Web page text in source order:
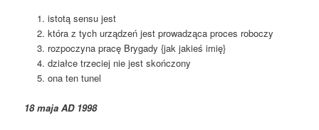
istotą sensu jest
która z tych urządzeń jest prowadząca proces roboczy
rozpoczyna pracę Brygady {jak jakieś imię}
działce trzeciej nie jest skończony
ona ten tunel
18 maja AD 1998